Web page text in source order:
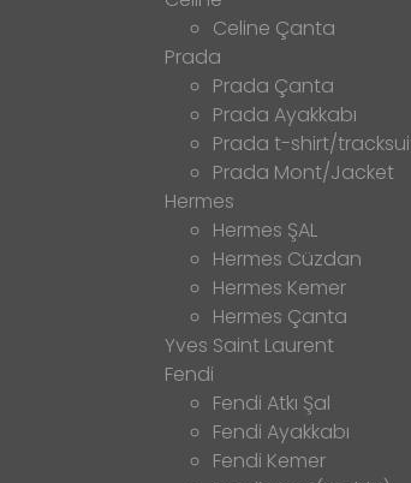
Celine Çanta
Prada
Prada Çanta
Prada Ayakkabı
Prada t-shirt/
Prada Mont/Jacket
Hermes
Hermes ŞAL
Hermes Cüzdan
Hermes Kemer
Hermes Çanta
Yves Saint Laurent
Fendi
Fendi Atkı Şal
Fendi Ayakkabı
Fendi Kemer